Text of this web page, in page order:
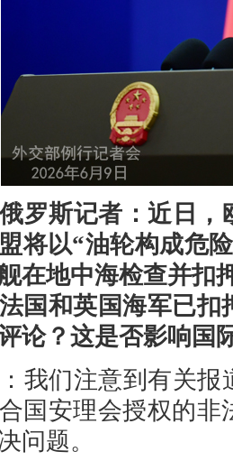
罗斯记者：近日，
将以“油轮构成危
在地中海检查并扣
国和英国海军已
论？这是否影响国
我们注意到有关报
国安理会授权的
问题。